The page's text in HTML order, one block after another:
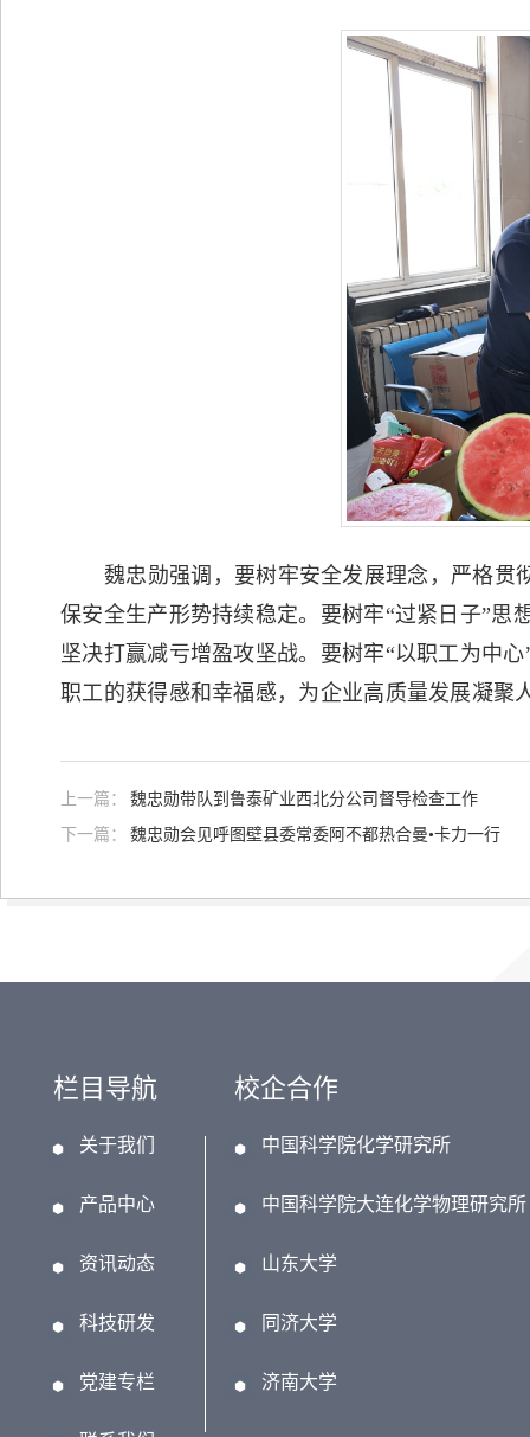
魏忠勋强调，要树牢安全发展理念，严格贯
保安全生产形势持续稳定。要树牢“过紧日子”
坚决打赢减亏增盈攻坚战。要树牢“以职工为中
职工的获得感和幸福感，为企业高质量发展凝聚
上一篇：
魏忠勋带队到鲁泰矿业西北分公司督导检查工作
下一篇：
魏忠勋会见呼图壁县委常委阿不都热合曼•卡力一行
栏目导航
关于我们
产品中心
资讯动态
科技研发
党建专栏
校企合作
中国科学院化学研究所
中国科学院大连化学物理研究所
山东大学
同济大学
济南大学